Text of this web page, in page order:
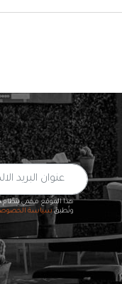
هذا الموقع محمي بنظام reCAPTCHA
وتُطبقسياسة